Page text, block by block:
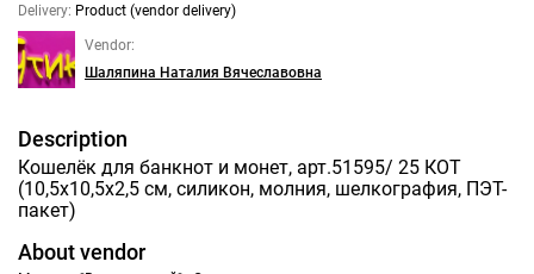
Delivery: Product (vendor delivery)
Vendor:
Шаляпина Наталия Вячеславовна
Description
Кошелёк для банкнот и монет, арт.51595/ 25 КОТ
(10,5х10,5х2,5 см, силикон, молния, шелкография, ПЭТ-
пакет)
About vendor